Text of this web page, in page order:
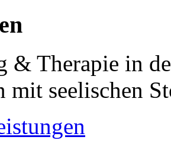
& Therapie in
mit seelischen